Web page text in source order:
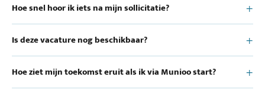
Hoe snel hoor ik iets na mijn sollicitatie?
Is deze vacature nog beschikbaar?
Hoe ziet mijn toekomst eruit als ik via Munioo start?